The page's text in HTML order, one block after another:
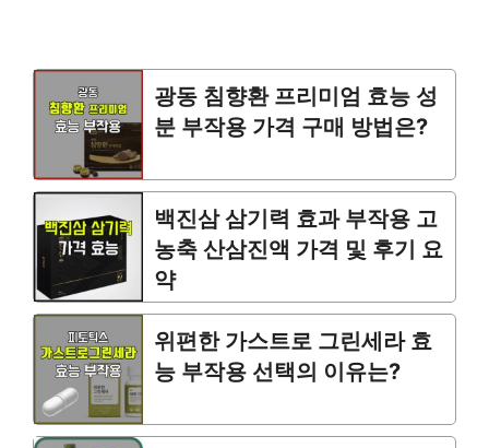
광동 침향환 프리미엄 효능 성
분 부작용 가격 구매 방법은?
백진삼 삼기력 효과 부작용 고
농축 산삼진액 가격 및 후기 요
약
위편한 가스트로 그린세라 효
능 부작용 선택의 이유는?